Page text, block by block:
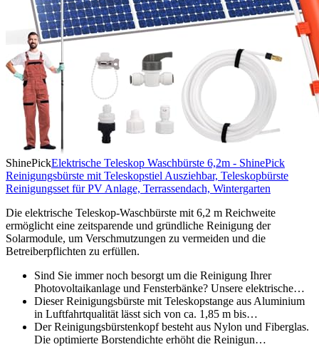
ShinePickElektrische Teleskop Waschbürste 6,2m - ShinePick
Reinigungsbürste mit Teleskopstiel Ausziehbar, Teleskopbürste
Reinigungsset für PV Anlage, Terrassendach, Wintergarten
Die elektrische Teleskop-Waschbürste mit 6,2 m Reichweite
ermöglicht eine zeitsparende und gründliche Reinigung der
Solarmodule, um Verschmutzungen zu vermeiden und die
Betreiberpflichten zu erfüllen.
Sind Sie immer noch besorgt um die Reinigung Ihrer
Photovoltaikanlage und Fensterbänke? Unsere elektrische…
Dieser Reinigungsbürste mit Teleskopstange aus Aluminium
in Luftfahrtqualität lässt sich von ca. 1,85 m bis…
Der Reinigungsbürstenkopf besteht aus Nylon und Fiberglas.
Die optimierte Borstendichte erhöht die Reinigun…